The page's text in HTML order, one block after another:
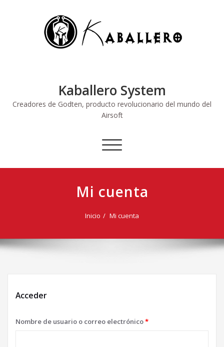
Kaballero System
Creadores de Godten, producto revolucionario del mundo del
Airsoft
Alternar
Mi cuenta
Inicio Mi cuenta
Acceder
Nombre de usuario o correo electrónico*